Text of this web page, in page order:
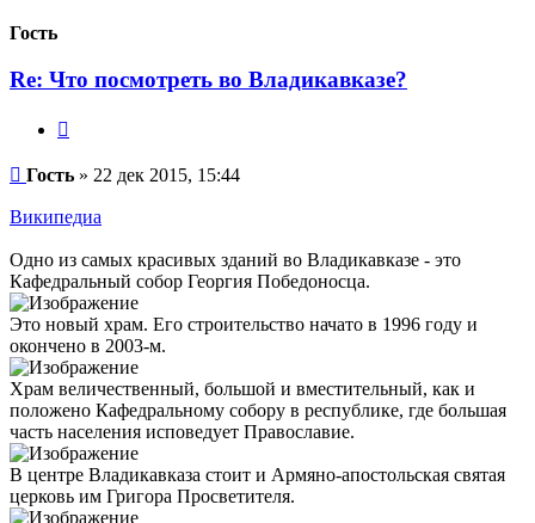
началу
Гость
Re: Что посмотреть во Владикавказе?
Сообщение
Гость » 22 дек 2015, 15:44
Википедиа
Одно из самых красивых зданий во Владикавказе - это
Кафедральный собор Георгия Победоносца.
Это новый храм. Его строительство начато в 1996 году и
окончено в 2003-м.
Храм величественный, большой и вместительный, как и
положено Кафедральному собору в республике, где большая
часть населения исповедует Православие.
В центре Владикавказа стоит и Армяно-апостольская святая
церковь им Григора Просветителя.